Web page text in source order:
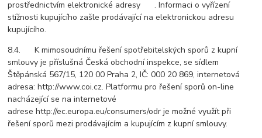
prostřednictvím elektronické adresy . Informaci o vyřízení
stížnosti kupujícího zašle prodávající na elektronickou adresu
kupujícího.
8.4. K mimosoudnímu řešení spotřebitelských sporů z kupní
smlouvy je příslušná Česká obchodní inspekce, se sídlem
Štěpánská 567/15, 120 00 Praha 2, IČ: 000 20 869, internetová
adresa: http://www.coi.cz. Platformu pro řešení sporů on-line
nacházející se na internetové
adrese http://ec.europa.eu/consumers/odr je možné využít při
řešení sporů mezi prodávajícím a kupujícím z kupní smlouvy.